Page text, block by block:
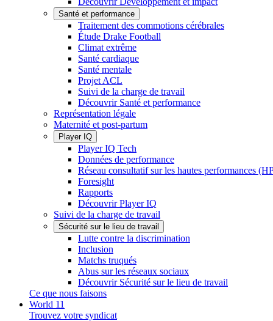
Santé et performance
Traitement des commotions cérébrales
Étude Drake Football
Climat extrême
Santé cardiaque
Santé mentale
Projet ACL
Suivi de la charge de travail
Découvrir Santé et performance
Représentation légale
Maternité et post-partum
Player IQ
Player IQ Tech
Données de performance
Réseau consultatif sur les hautes performances
Foresight
Rapports
Découvrir Player IQ
Suivi de la charge de travail
Sécurité sur le lieu de travail
Lutte contre la discrimination
Inclusion
Matchs truqués
Abus sur les réseaux sociaux
Découvrir Sécurité sur le lieu de travail
Ce que nous faisons
World 11
Trouvez votre syndicat